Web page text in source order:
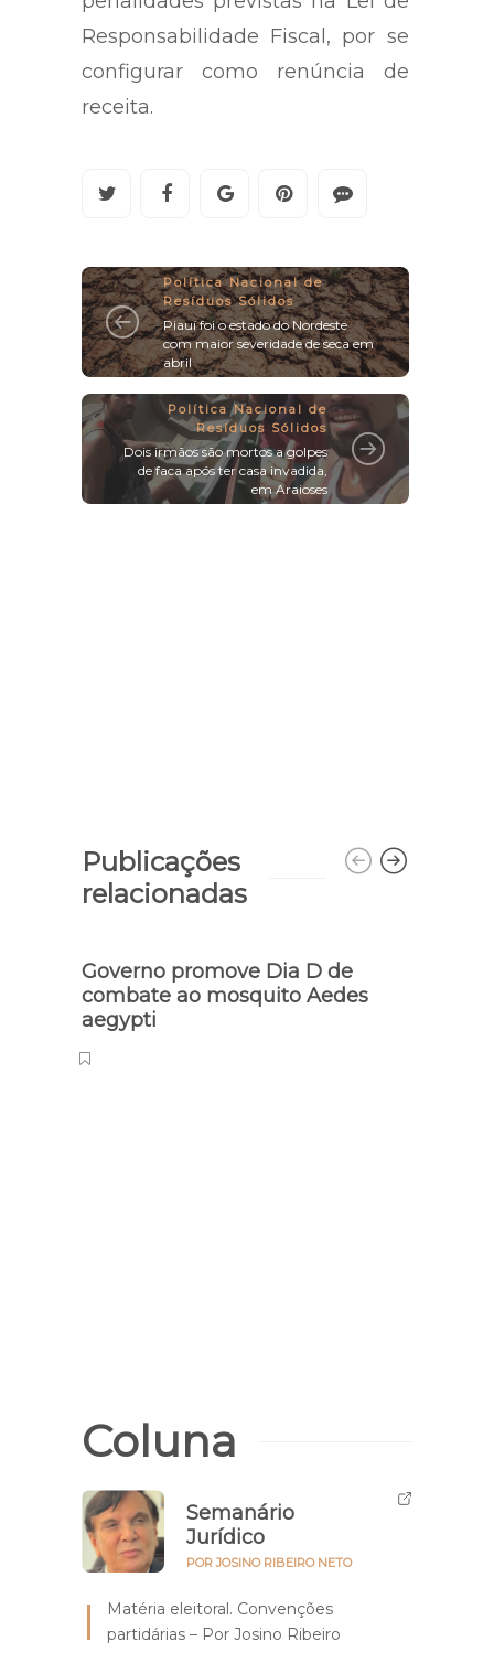
Responsabilidade Fiscal, por se
configurar como renúncia de
receita.
Política Nacional de
Resíduos Sólidos
Piauí foi o estado do Nordeste
com maior severidade de seca em
abril
Política Nacional de
Resíduos Sólidos
Dois irmãos são mortos a golpes
de faca após ter casa invadida,
em Araioses
Publicações
relacionadas
Governo promove Dia D de
combate ao mosquito Aedes
aegypti
Coluna
Semanário
Jurídico
POR JOSINO RIBEIRO NETO
Matéria eleitoral. Convenções
partidárias – Por Josino Ribeiro